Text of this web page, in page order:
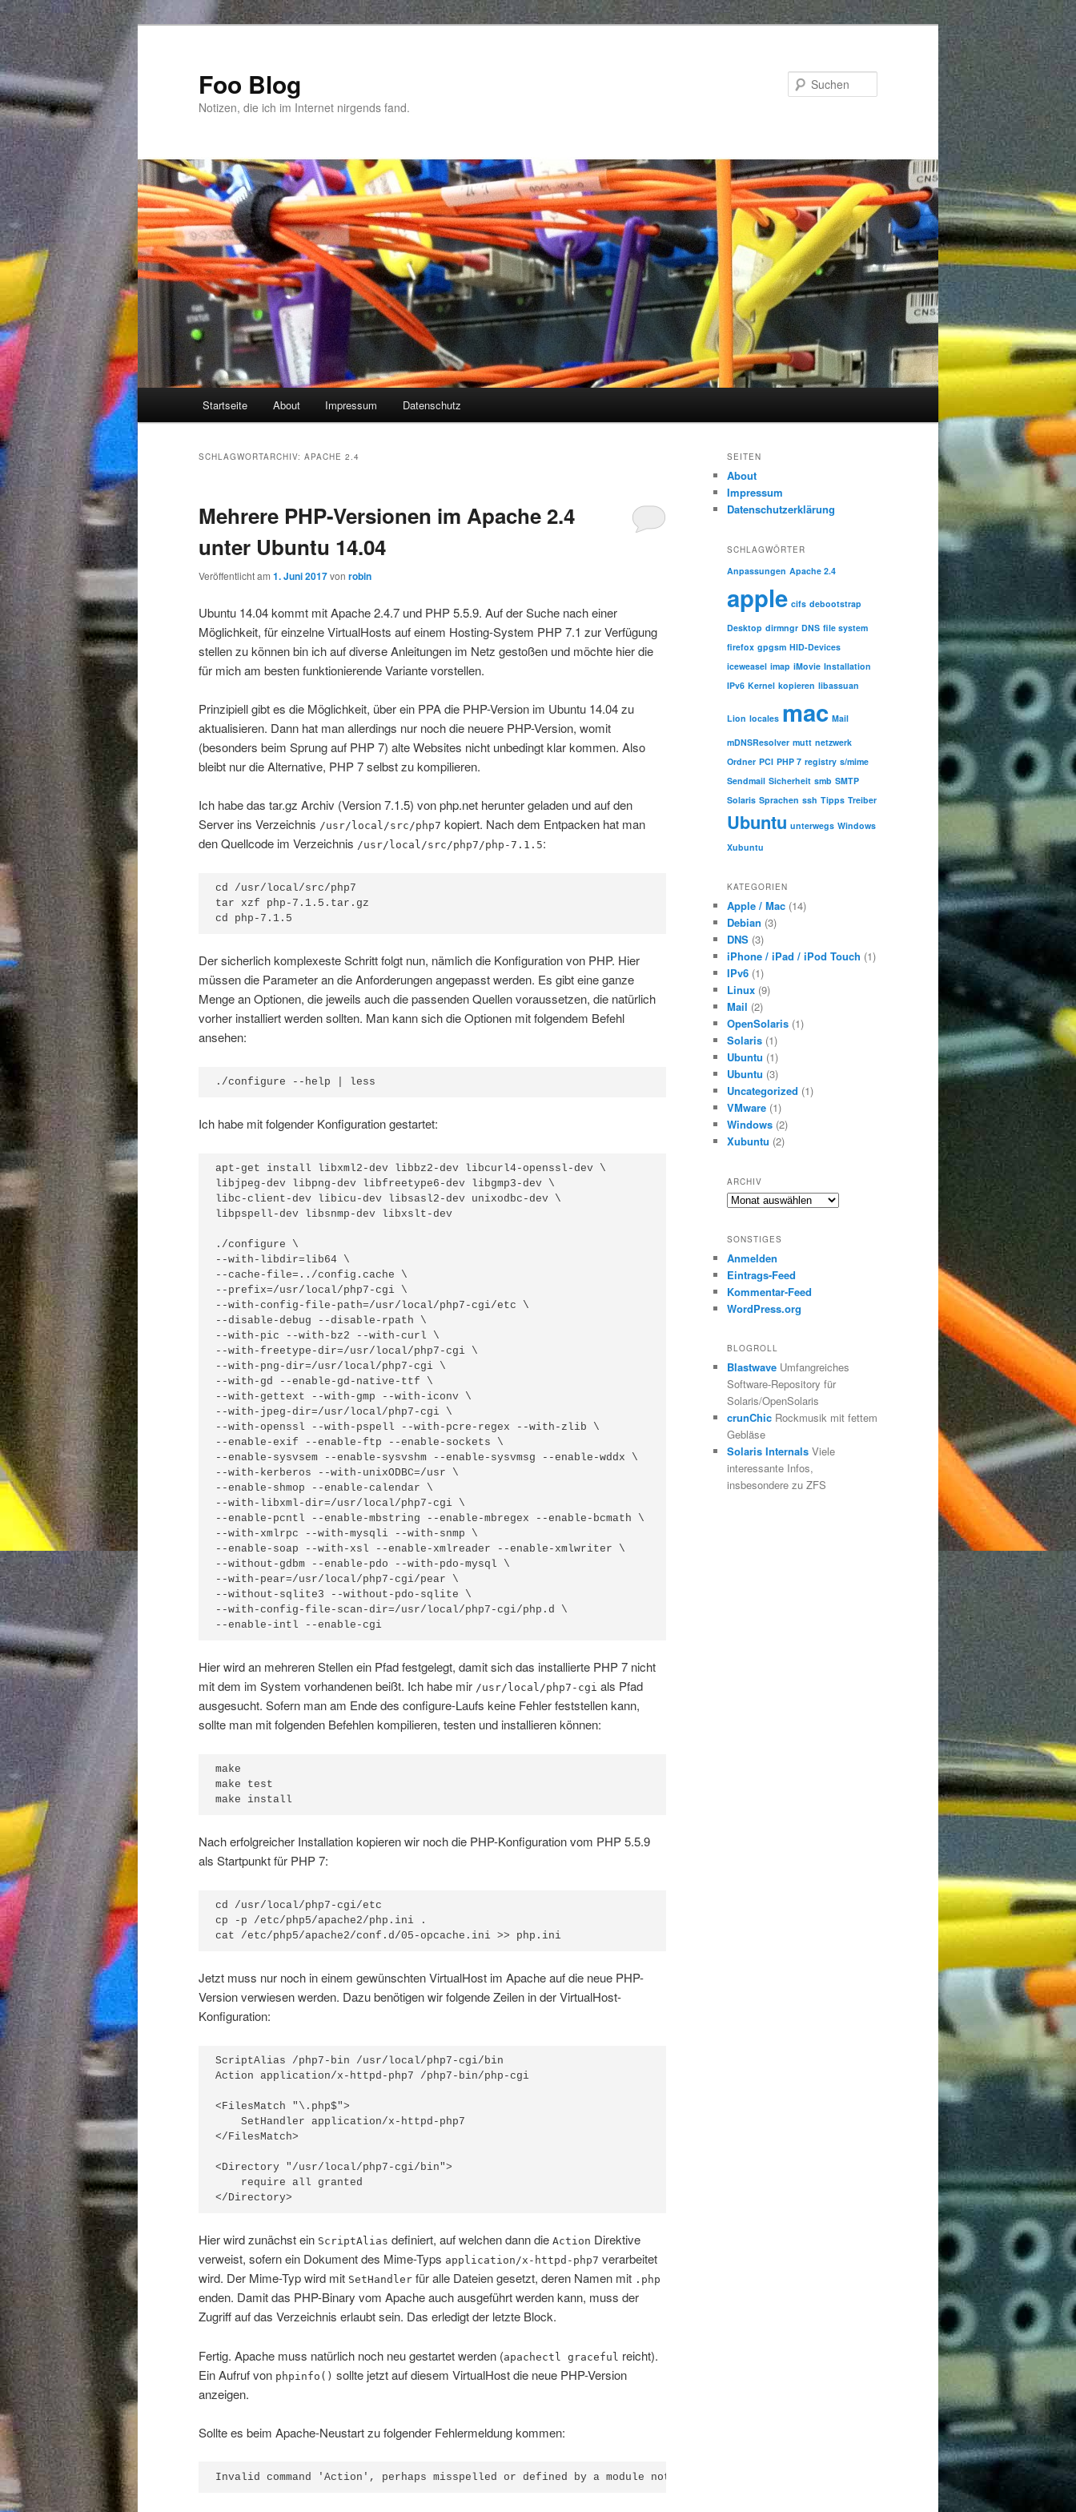
Zum
primären
Inhalt
springen
Zum
sekundären
Inhalt
springen
Foo Blog
Notizen, die ich im Internet nirgends fand.
Startseite About Impressum Datenschutz
SCHLAGWORTARCHIV: APACHE 2.4
Mehrere PHP-Versionen im Apache 2.4
unter Ubuntu 14.04
Veröffentlicht am 1. Juni 2017von robin
Ubuntu 14.04 kommt mit Apache 2.4.7 und PHP 5.5.9. Auf der Suche nach einer
Möglichkeit, für einzelne VirtualHosts auf einem Hosting-System PHP 7.1 zur Verfügung
stellen zu können bin ich auf diverse Anleitungen im Netz gestoßen und möchte hier die
für mich am besten funktionierende Variante vorstellen.
Prinzipiell gibt es die Möglichkeit, über ein PPA die PHP-Version im Ubuntu 14.04 zu
aktualisieren. Dann hat man allerdings nur noch die neuere PHP-Version, womit
(besonders beim Sprung auf PHP 7) alte Websites nicht unbedingt klar kommen. Also
bleibt nur die Alternative, PHP 7 selbst zu kompilieren.
Ich habe das tar.gz Archiv (Version 7.1.5) von php.net herunter geladen und auf den
Server ins Verzeichnis /usr/local/src/php7 kopiert. Nach dem Entpacken hat man
den Quellcode im Verzeichnis /usr/local/src/php7/php-7.1.5:
cd /usr/local/src/php7
tar xzf php-7.1.5.tar.gz
cd php-7.1.5
Der sicherlich komplexeste Schritt folgt nun, nämlich die Konfiguration von PHP. Hier
müssen die Parameter an die Anforderungen angepasst werden. Es gibt eine ganze
Menge an Optionen, die jeweils auch die passenden Quellen voraussetzen, die natürlich
vorher installiert werden sollten. Man kann sich die Optionen mit folgendem Befehl
ansehen:
./configure --help | less
Ich habe mit folgender Konfiguration gestartet:
apt-get install libxml2-dev libbz2-dev libcurl4-openssl-dev \
libjpeg-dev libpng-dev libfreetype6-dev libgmp3-dev \
libc-client-dev libicu-dev libsasl2-dev unixodbc-dev \
libpspell-dev libsnmp-dev libxslt-dev
./configure \
--with-libdir=lib64 \
--cache-file=../config.cache \
--prefix=/usr/local/php7-cgi \
--with-config-file-path=/usr/local/php7-cgi/etc \
--disable-debug --disable-rpath \
--with-pic --with-bz2 --with-curl \
--with-freetype-dir=/usr/local/php7-cgi \
--with-png-dir=/usr/local/php7-cgi \
--with-gd --enable-gd-native-ttf \
--with-gettext --with-gmp --with-iconv \
--with-jpeg-dir=/usr/local/php7-cgi \
--with-openssl --with-pspell --with-pcre-regex --with-zlib \
--enable-exif --enable-ftp --enable-sockets \
--enable-sysvsem --enable-sysvshm --enable-sysvmsg --enable-wddx \
--with-kerberos --with-unixODBC=/usr \
--enable-shmop --enable-calendar \
--with-libxml-dir=/usr/local/php7-cgi \
--enable-pcntl --enable-mbstring --enable-mbregex --enable-bcmath \
--with-xmlrpc --with-mysqli --with-snmp \
--enable-soap --with-xsl --enable-xmlreader --enable-xmlwriter \
--without-gdbm --enable-pdo --with-pdo-mysql \
--with-pear=/usr/local/php7-cgi/pear \
--without-sqlite3 --without-pdo-sqlite \
--with-config-file-scan-dir=/usr/local/php7-cgi/php.d \
--enable-intl --enable-cgi
Hier wird an mehreren Stellen ein Pfad festgelegt, damit sich das installierte PHP 7 nicht
mit dem im System vorhandenen beißt. Ich habe mir /usr/local/php7-cgi als Pfad
ausgesucht. Sofern man am Ende des configure-Laufs keine Fehler feststellen kann,
sollte man mit folgenden Befehlen kompilieren, testen und installieren können:
make
make test
make install
Nach erfolgreicher Installation kopieren wir noch die PHP-Konfiguration vom PHP 5.5.9
als Startpunkt für PHP 7:
cd /usr/local/php7-cgi/etc
cp -p /etc/php5/apache2/php.ini .
cat /etc/php5/apache2/conf.d/05-opcache.ini >> php.ini
Jetzt muss nur noch in einem gewünschten VirtualHost im Apache auf die neue PHP-
Version verwiesen werden. Dazu benötigen wir folgende Zeilen in der VirtualHost-
Konfiguration:
ScriptAlias /php7-bin /usr/local/php7-cgi/bin
Action application/x-httpd-php7 /php7-bin/php-cgi
<FilesMatch "\.php$">
    SetHandler application/x-httpd-php7
</FilesMatch>
<Directory "/usr/local/php7-cgi/bin">
    require all granted
</Directory>
Hier wird zunächst ein ScriptAlias definiert, auf welchen dann die Action Direktive
verweist, sofern ein Dokument des Mime-Typs application/x-httpd-php7 verarbeitet
wird. Der Mime-Typ wird mit SetHandler für alle Dateien gesetzt, deren Namen mit .php
enden. Damit das PHP-Binary vom Apache auch ausgeführt werden kann, muss der
Zugriff auf das Verzeichnis erlaubt sein. Das erledigt der letzte Block.
Fertig. Apache muss natürlich noch neu gestartet werden (apachectl graceful reicht).
Ein Aufruf von phpinfo() sollte jetzt auf diesem VirtualHost die neue PHP-Version
anzeigen.
Sollte es beim Apache-Neustart zu folgender Fehlermeldung kommen:
Invalid command 'Action', perhaps misspelled or defined by a module not included in the server configuration
SEITEN
About
Impressum
Datenschutzerklärung
SCHLAGWÖRTER
Anpassungen Apache 2.4
apple cifs debootstrap
Desktop dirmngr DNS file system
firefox gpgsm HID-Devices
iceweasel imap iMovie Installation
IPv6 Kernel kopieren libassuan
Lion locales mac Mail
mDNSResolver mutt netzwerk
Ordner PCI PHP 7 registry s/mime
Sendmail Sicherheit smb SMTP
Solaris Sprachen ssh Tipps Treiber
Ubuntu unterwegs Windows
Xubuntu
KATEGORIEN
Apple / Mac (14)
Debian (3)
DNS (3)
iPhone / iPad / iPod Touch (1)
IPv6 (1)
Linux (9)
Mail (2)
OpenSolaris (1)
Solaris (1)
Ubuntu (1)
Ubuntu (3)
Uncategorized (1)
VMware (1)
Windows (2)
Xubuntu (2)
ARCHIV
Archiv
SONSTIGES
Anmelden
Eintrags-Feed
Kommentar-Feed
WordPress.org
BLOGROLL
Blastwave Umfangreiches
Software-Repository für
Solaris/OpenSolaris
crunChic Rockmusik mit fettem
Gebläse
Solaris Internals Viele
interessante Infos,
insbesondere zu ZFS